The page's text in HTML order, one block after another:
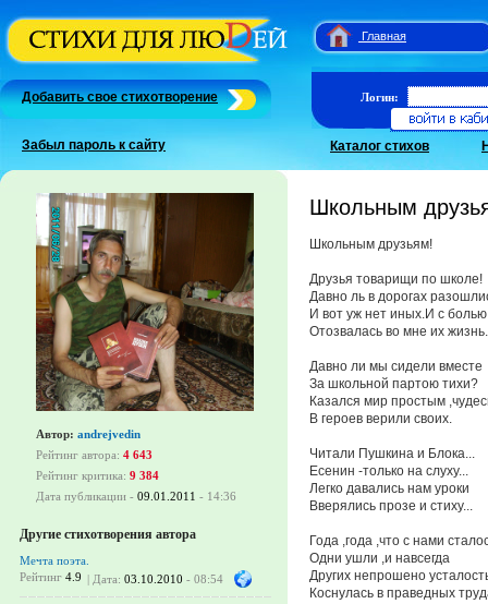
Главная
Добавить свое стихотворение
Забыл пароль к сайту
Логин:
Каталог стихов
Автор: andrejvedin
Рейтинг автора: 4 643
Рейтинг критика: 9 384
Дата публикации - 09.01.2011 - 14:36
Другие стихотворения автора
Мечта поэта.
Рейтинг 4.9 | Дата: 03.10.2010 - 08:54
Школьным
Школьным друзьям!
Друзья товарищи по школе!
Давно ль в дорогах
И вот уж нет иных.И с болью
Отозвалась во мне их жизнь.
Давно ли мы сидели вместе
За школьной партою тихи?
Казался мир простым
В героев верили своих.
Читали Пушкина и Блока...
Есенин -только на слуху...
Легко давались нам уроки
Вверялись прозе и стиху...
Года ,года ,что с нами
Одни ушли ,и навсегда
Других непрошено
Коснулась в праведных